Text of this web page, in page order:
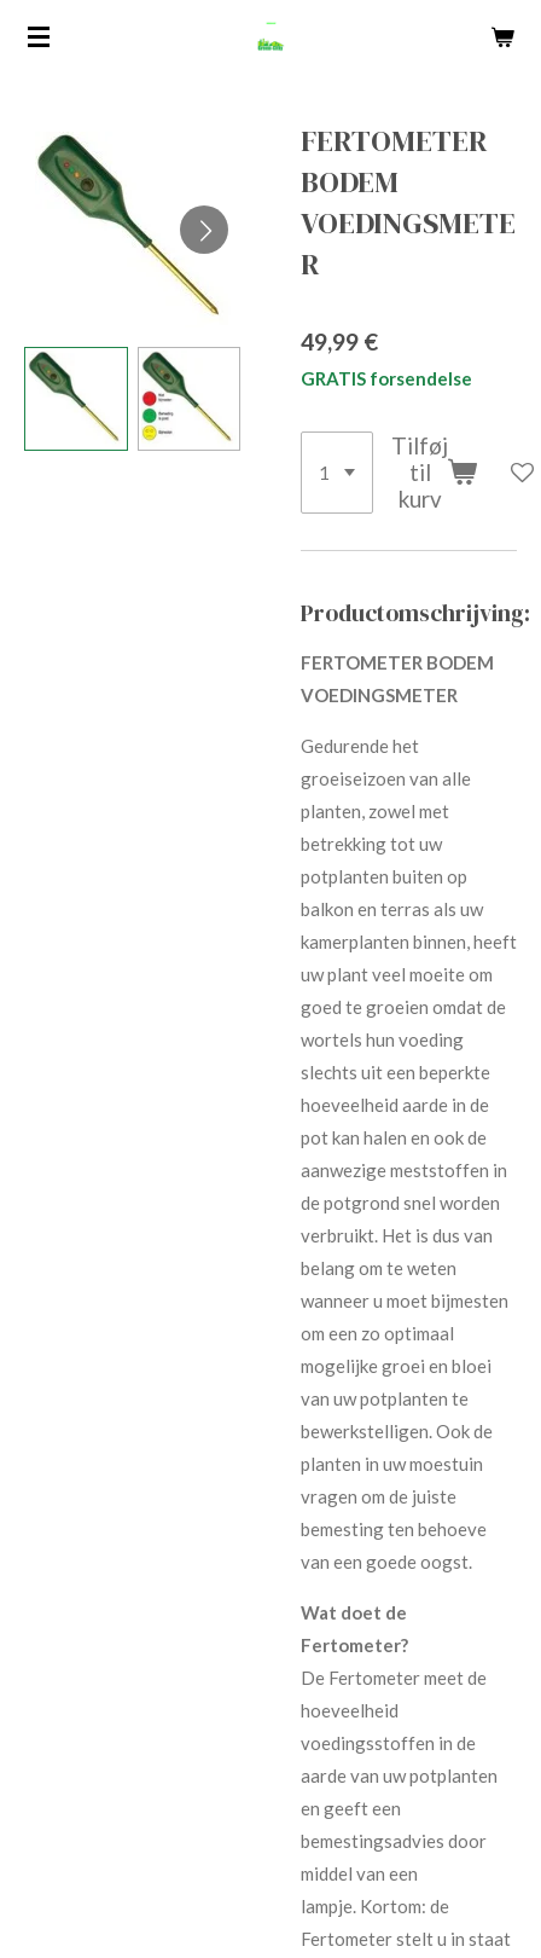
Spring
FERTOMETER
BODEM
VOEDINGSMETE
R
49,99 €
GRATIS forsendelse
Tilføj
til
kurv
Productomschrijving:
FERTOMETER BODEM
VOEDINGSMETER
Gedurende het
groeiseizoen van alle
planten, zowel met
betrekking tot uw
potplanten buiten op
balkon en terras als uw
kamerplanten binnen, heeft
uw plant veel moeite om
goed te groeien omdat de
wortels hun voeding
slechts uit een beperkte
hoeveelheid aarde in de
pot kan halen en ook de
aanwezige meststoffen in
de potgrond snel worden
verbruikt. Het is dus van
belang om te weten
wanneer u moet bijmesten
om een zo optimaal
mogelijke groei en bloei
van uw potplanten te
bewerkstelligen. Ook de
planten in uw moestuin
vragen om de juiste
bemesting ten behoeve
van een goede oogst.
Wat doet de
Fertometer?
De Fertometer meet de
hoeveelheid
voedingsstoffen in de
aarde van uw potplanten
en geeft een
bemestingsadvies door
middel van een
lampje. Kortom: de
Fertometer stelt u in staat